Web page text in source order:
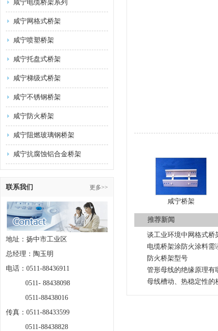
咸宁电缆桥架系列
咸宁网格式桥架
咸宁喷塑桥架
咸宁托盘式桥架
咸宁梯级式桥架
咸宁不锈钢桥架
咸宁防火桥架
咸宁阻燃玻璃钢桥架
咸宁抗腐蚀铝合金桥架
联系我们 更多>>
地址：扬中市工业区
总经理：陶玉明
电话：0511-88436911
0511- 88438098
0511-88438016
传真：0511-88433599
0511-88438828
咸宁桥架
推荐新闻
谈工业环境中网格式桥
电缆桥架涂防火涂料需
防火桥架型号
管形母线的绝缘原理有
母线槽动、热稳定性的